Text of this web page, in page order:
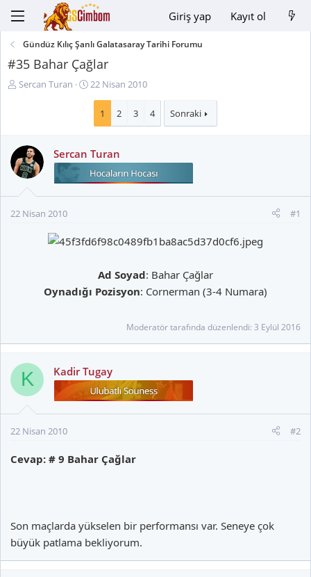
Giriş yap Kayıt ol
Gündüz Kılıç Şanlı Galatasaray Tarihi Forumu
#35 Bahar Çağlar
K
B
a
l
Sercan Turan
B
n
g
ı
ç
r
22 Nisan 2010
1 2 3 4 Sonraki
Sercan Turan
22 Nisan 2010 #1
Ad Soyad: Bahar Çağlar
Oynadığı Pozisyon: Cornerman (3-4 Numara)
Moderatör tarafında düzenlendi: 3 Eylül 2016
K Kadir Tugay
22 Nisan 2010 #2
Cevap: # 9 Bahar Çağlar
Son maçlarda yükselen bir performansı var. Seneye çok
büyük patlama bekliyorum.